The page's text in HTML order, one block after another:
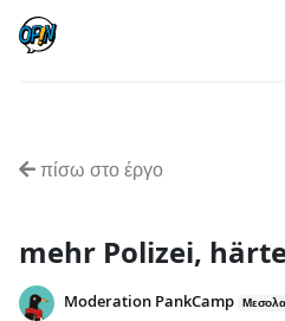
πίσω στο έργο
mehr Polizei,
Moderation PankCamp